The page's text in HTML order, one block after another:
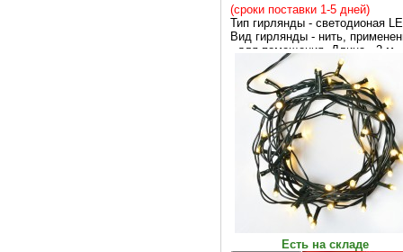
(сроки поставки 1-5 дней)
Тип гирлянды - светодионая
Вид гирлянды - нить,
- для помещения, Длина - 2 м
Есть на складе